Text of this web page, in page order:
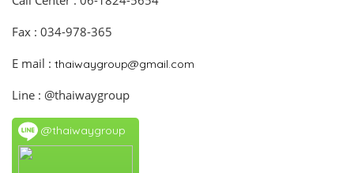
Fax : 034-978-365
E mail : thaiwaygroup@gmail.com
Line : @thaiwaygroup
@thaiwaygroup